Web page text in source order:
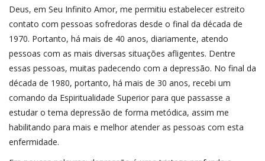
Deus, em Seu Infinito Amor, me permitiu estabelecer estreito
contato com pessoas sofredoras desde o final da década de
1970. Portanto, há mais de 40 anos, diariamente, atendo
pessoas com as mais diversas situações afligentes. Dentre
essas pessoas, muitas padecendo com a depressão. No final da
década de 1980, portanto, há mais de 30 anos, recebi um
comando da Espiritualidade Superior para que passasse a
estudar o tema depressão de forma metódica, assim me
habilitando para mais e melhor atender as pessoas com esta
enfermidade.